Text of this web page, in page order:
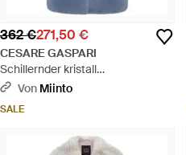
362 €271,50 €
CESARE GASPARI
Schillernder kristall
kunstpelzmantel - blau
Von Miinto
SALE